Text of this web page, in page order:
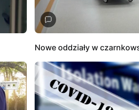
Nowe oddziały w